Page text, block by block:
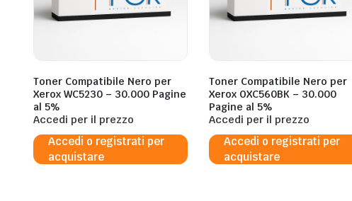
Toner Compatibile Nero per
Xerox WC5230 – 30.000 Pagine
al 5%
Accedi per il prezzo
Accedi o registrati per
acquistare
Toner Compatibile Nero per
Xerox OXC560BK – 30.000
Pagine al 5%
Accedi per il prezzo
Accedi o registrati per
acquistare